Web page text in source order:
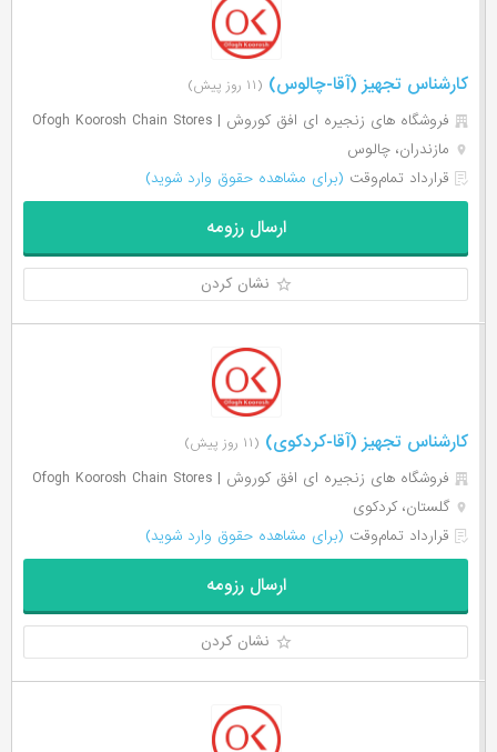
کارشناس تجهیز (آقا-چالوس) (۱۱ روز پیش)
فروشگاه های زنجیره ای افق کوروش | Ofogh Koorosh Chain Stores
مازندران، چالوس
قرارداد تمام‌وقت (برای مشاهده حقوق وارد شوید)
ارسال رزومه
نشان کردن
کارشناس تجهیز (آقا-کردکوی) (۱۱ روز پیش)
فروشگاه های زنجیره ای افق کوروش | Ofogh Koorosh Chain Stores
گلستان، کردکوی
قرارداد تمام‌وقت (برای مشاهده حقوق وارد شوید)
ارسال رزومه
نشان کردن